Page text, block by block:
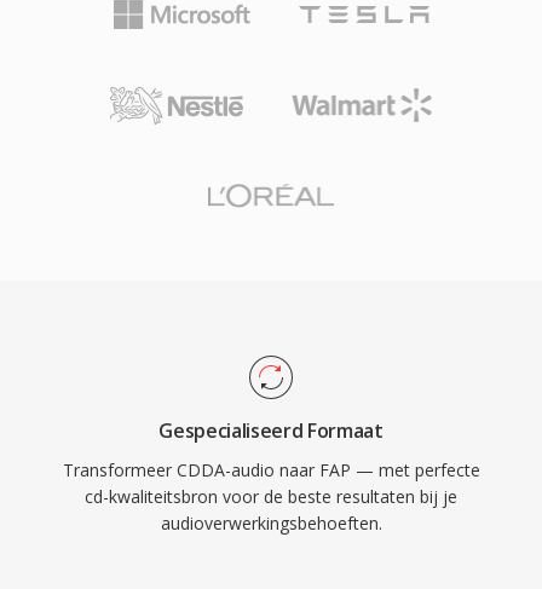
Gespecialiseerd Formaat
Transformeer CDDA-audio naar FAP — met perfecte
cd-kwaliteitsbron voor de beste resultaten bij je
audioverwerkingsbehoeften.